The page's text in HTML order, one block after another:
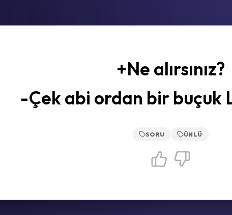
+Ne alırsınız?
-Çek abi ordan bir buçuk
SORU ÜNLÜ